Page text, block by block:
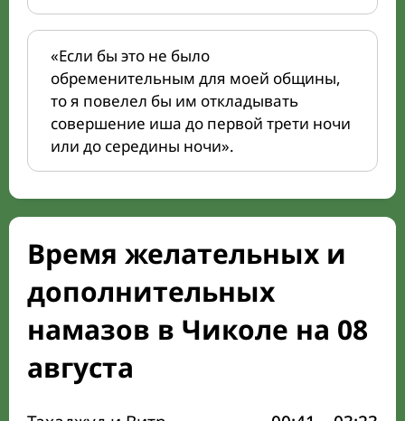
«Если бы это не было
обременительным для моей общины,
то я повелел бы им откладывать
совершение иша до первой трети ночи
или до середины ночи».
Время желательных и
дополнительных
намазов в Чиколе на 08
августа